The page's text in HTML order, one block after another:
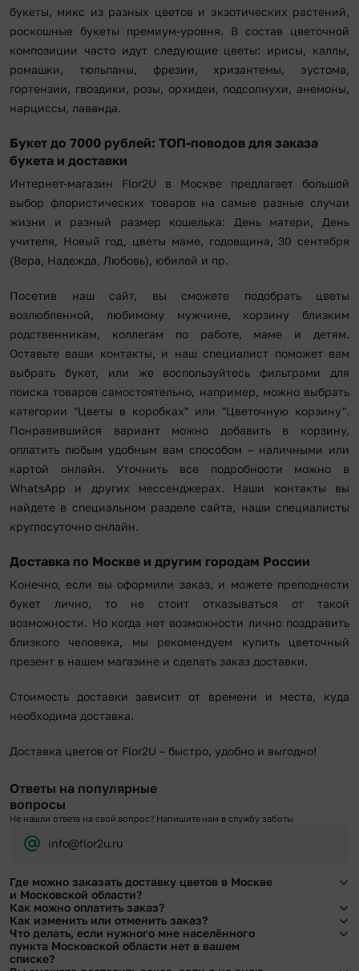
букеты, микс из разных цветов и экзотических растений,
роскошные букеты премиум-уровня. В состав цветочной
композиции часто идут следующие цветы: ирисы, каллы,
ромашки, тюльпаны, фрезии, хризантемы, эустома,
гортензии, гвоздики, розы, орхидеи, подсолнухи, анемоны,
нарциссы, лаванда.
Букет до 7000 рублей: ТОП-поводов для заказа
букета и доставки
Интернет-магазин Flor2U в Москве предлагает большой
выбор флористических товаров на самые разные случаи
жизни и разный размер кошелька: День матери, День
учителя, Новый год, цветы маме, годовщина, 30 сентября
(Вера, Надежда, Любовь), юбилей и пр.
Посетив наш сайт, вы сможете подобрать цветы
возлюбленной, любимому мужчине, корзину близким
родственникам, коллегам по работе, маме и детям.
Оставьте ваши контакты, и наш специалист поможет вам
выбрать букет, или же воспользуйтесь фильтрами для
поиска товаров самостоятельно, например, можно выбрать
категории "Цветы в коробках" или "Цветочную корзину".
Понравившийся вариант можно добавить в корзину,
оплатить любым удобным вам способом – наличными или
картой онлайн. Уточнить все подробности можно в
WhatsApp и других мессенджерах. Наши контакты вы
найдете в специальном разделе сайта, наши специалисты
круглосуточно онлайн.
Доставка по Москве и другим городам России
Конечно, если вы оформили заказ, и можете преподнести
букет лично, то не стоит отказываться от такой
возможности. Но когда нет возможности лично поздравить
близкого человека, мы рекомендуем купить цветочный
презент в нашем магазине и сделать заказ доставки.
Стоимость доставки зависит от времени и места, куда
необходима доставка.
Доставка цветов от Flor2U – быстро, удобно и выгодно!
Ответы на популярные
вопросы
Не нашли ответа на свой вопрос? Напишите нам в службу заботы
info@flor2u.ru
Где можно заказать доставку цветов в Москве
и Московской области?
Оформить доставку цветов можно в нашем приложении, на сайте flor2u.ru, по
телефону горячей линии или в чате.
Как можно оплатить заказ?
Мы предусмотрели все возможные варианты оплаты:
Наличными.
Банковскими картами Visa, MasterCard, МИР, сбп
Как изменить или отменить заказ?
Чтобы внести изменения, выбрать другой букет или добавить подарок
свяжитесь с нашими менеджерами по телефонам горячей линии или в чате,
они помогут решить любой вопрос.
Что делать, если нужного мне населённого
пункта Московской области нет в вашем
списке?